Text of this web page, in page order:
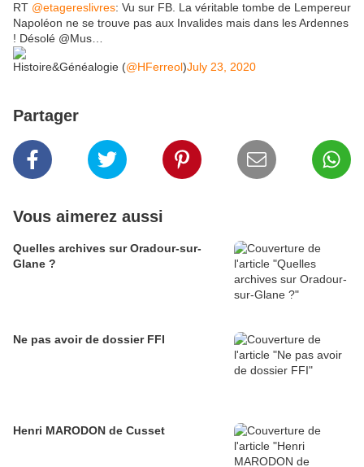
RT @etagereslivres: Vu sur FB. La véritable tombe de Lempereur
Napoléon ne se trouve pas aux Invalides mais dans les Ardennes
! Désolé @Mus…
Histoire&Généalogie (@HFerreol)July 23, 2020
Partager
Vous aimerez aussi
Quelles archives sur Oradour-sur-
Glane ?
Ne pas avoir de dossier FFI
Henri MARODON de Cusset